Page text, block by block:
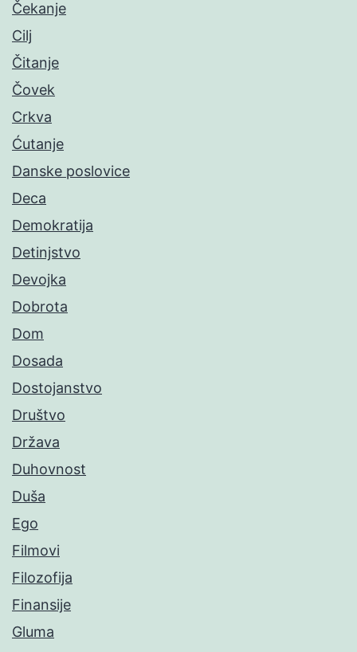
Čekanje
Cilj
Čitanje
Čovek
Crkva
Ćutanje
Danske poslovice
Deca
Demokratija
Detinjstvo
Devojka
Dobrota
Dom
Dosada
Dostojanstvo
Društvo
Država
Duhovnost
Duša
Ego
Filmovi
Filozofija
Finansije
Gluma